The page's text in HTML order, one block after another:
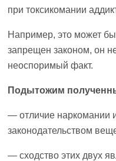
при токсикомании
Например, это может
запрещен законом, он
неоспоримый факт.
Подытожим
— отличие наркомании
законодательством
— сходство этих двух